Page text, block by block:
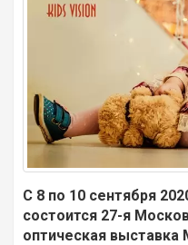
С 8 по 10 сентября
состоится 27-я
оптическая выставка